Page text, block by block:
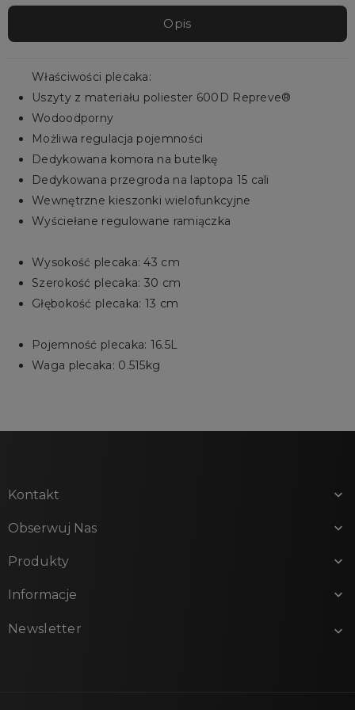
Opis
Właściwości plecaka:
Uszyty z materiału poliester 600D Repreve®
Wodoodporny
Możliwa regulacja pojemności
Dedykowana komora na butelkę
Dedykowana przegroda na laptopa 15 cali
Wewnętrzne kieszonki wielofunkcyjne
Wyściełane regulowane ramiączka
Wysokość plecaka: 43 cm
Szerokość plecaka: 30 cm
Głębokość plecaka: 13 cm
Pojemność plecaka: 16.5L
Waga plecaka: 0.515kg
Kontakt 
Obserwuj Nas 
Produkty 
Informacje 
Newsletter 